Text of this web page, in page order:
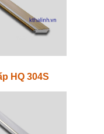
HQ 304S